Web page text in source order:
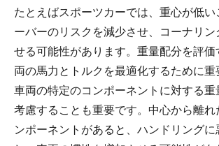
たとえばスポーツカーでは、重心が低
ーバーのリスクを減少させ、コーナリン
せる可能性があります。重量配分を評
両の馬力とトルクを最適化するために重
車両の特定のコンポーネントに対する
考慮することも重要です。中心から離れ
ンポーネントがあると、ハンドリング